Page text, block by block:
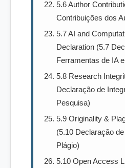
5.6 Author
Contribuições dos
5.7 AI and
Declaration (5.7
Ferramentas de IA
5.8 Research
Declaração de
Pesquisa)
5.9 Originality &
(5.10 Declaração
Plágio)
5.10 Open Access